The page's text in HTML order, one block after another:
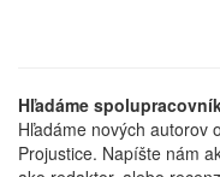
Hľadáme
Hľadáme nových autorov
Projustice. Napíšte nám